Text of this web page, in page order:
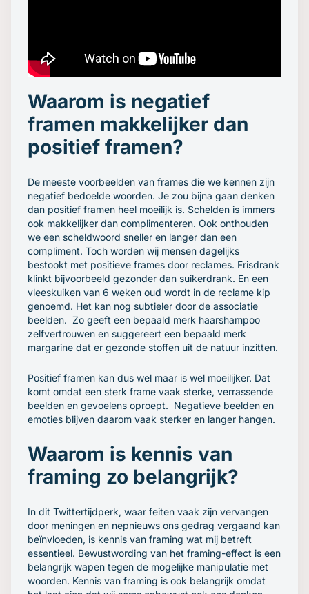
Waarom is negatief
framen makkelijker dan
positief framen?
De meeste voorbeelden van frames die we kennen zijn
negatief bedoelde woorden. Je zou bijna gaan denken
dan positief framen heel moeilijk is. Schelden is immers
ook makkelijker dan complimenteren. Ook onthouden
we een scheldwoord sneller en langer dan een
compliment. Toch worden wij mensen dagelijks
bestookt met positieve frames door reclames. Frisdrank
klinkt bijvoorbeeld gezonder dan suikerdrank. En een
vleeskuiken van 6 weken oud wordt in de reclame kip
genoemd. Het kan nog subtieler door de associatie
beelden. Zo geeft een bepaald merk haarshampoo
zelfvertrouwen en suggereert een bepaald merk
margarine dat er gezonde stoffen uit de natuur inzitten.
Positief framen kan dus wel maar is wel moeilijker. Dat
komt omdat een sterk frame vaak sterke, verrassende
beelden en gevoelens oproept. Negatieve beelden en
emoties blijven daarom vaak sterker en langer hangen.
Waarom is kennis van
framing zo belangrijk?
In dit Twittertijdperk, waar feiten vaak zijn vervangen
door meningen en nepnieuws ons gedrag vergaand kan
beïnvloeden, is kennis van framing wat mij betreft
essentieel. Bewustwording van het framing-effect is een
belangrijk wapen tegen de mogelijke manipulatie met
woorden. Kennis van framing is ook belangrijk omdat